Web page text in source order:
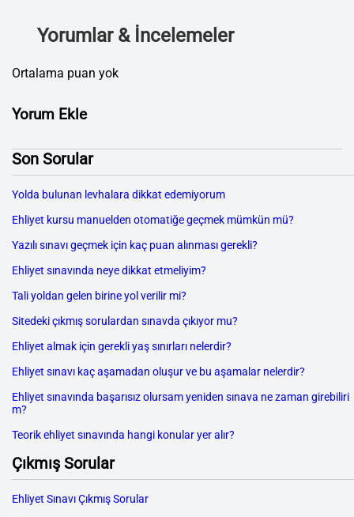
Yorumlar & İncelemeler
Ortalama puan yok
Yorum Ekle
Son Sorular
Yolda bulunan levhalara dikkat edemiyorum
Ehliyet kursu manuelden otomatiğe geçmek mümkün mü?
Yazılı sınavı geçmek için kaç puan alınması gerekli?
Ehliyet sınavında neye dikkat etmeliyim?
Tali yoldan gelen birine yol verilir mi?
Sitedeki çıkmış sorulardan sınavda çıkıyor mu?
Ehliyet almak için gerekli yaş sınırları nelerdir?
Ehliyet sınavı kaç aşamadan oluşur ve bu aşamalar nelerdir?
Ehliyet sınavında başarısız olursam yeniden sınava ne zaman girebiliri
m?
Teorik ehliyet sınavında hangi konular yer alır?
Çıkmış Sorular
Ehliyet Sınavı Çıkmış Sorular